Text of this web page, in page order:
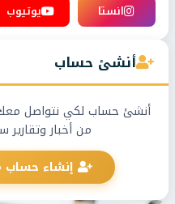
انستا
يوتيوب
أنشئ حساب
أنشئ حساب لكي نتواصل
من أخبار وتقارير
إنشاء حساب